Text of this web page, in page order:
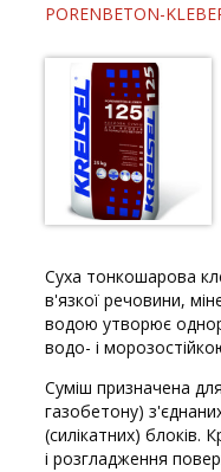
PORENBETON-
Суха тонкошарова
в'язкої речовини,
водою утворює
водо- і
Суміш призначена для
газобетону)
(силікатних) блоків.
і розгладження